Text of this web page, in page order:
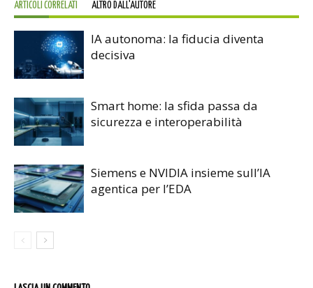
ARTICOLI CORRELATI ALTRO DALL'AUTORE
IA autonoma: la fiducia diventa
decisiva
Smart home: la sfida passa da
sicurezza e interoperabilità
Siemens e NVIDIA insieme sull’IA
agentica per l’EDA